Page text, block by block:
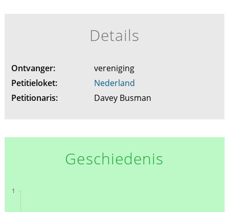
Details
Ontvanger:
vereniging
Petitieloket:
Nederland
Petitionaris:
Davey Busman
Geschiedenis